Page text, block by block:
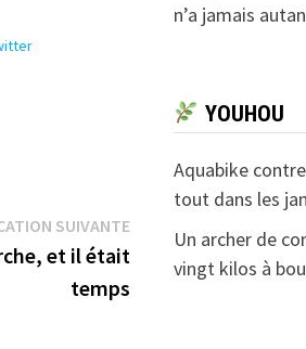
SUIVANTEPublication
suivante :
et il était
temps
n’a jamais
YOUHOU
Aquabike
tout dans les
Un archer de
vingt kilos à